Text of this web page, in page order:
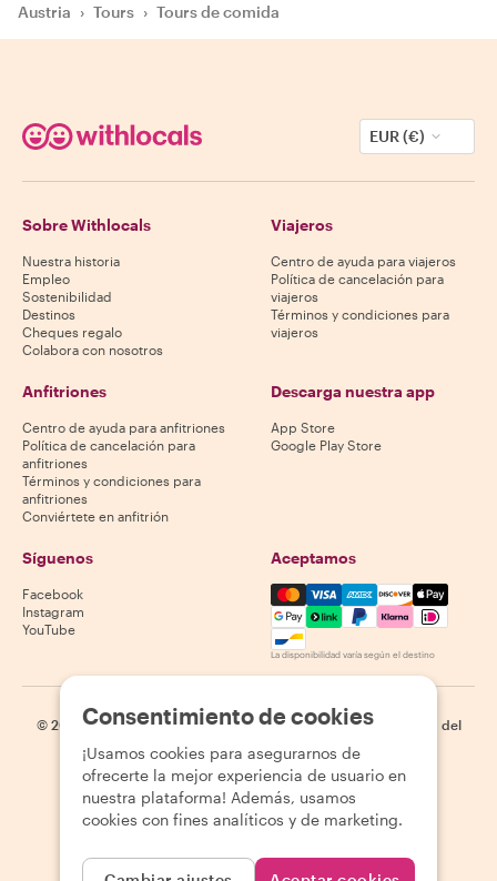
Austria › Tours › Tours de comida
EUR (€)
Sobre Withlocals
Nuestra historia
Empleo
Sostenibilidad
Destinos
Cheques regalo
Colabora con nosotros
Viajeros
Centro de ayuda para viajeros
Política de cancelación para
viajeros
Términos y condiciones para
viajeros
Anfitriones
Centro de ayuda para anfitriones
Política de cancelación para
anfitriones
Términos y condiciones para
anfitriones
Conviértete en anfitrión
Descarga nuestra app
App Store
Google Play Store
Síguenos
Facebook
Instagram
YouTube
Aceptamos
Mastercard, Visa, Amex,
La disponibilidad varía según el destino
© 2026 Withlocals.com | Política de privacidad | Cookies
Mapa del
Consentimiento de cookies
¡Usamos cookies para asegurarnos de
ofrecerte la mejor experiencia de usuario en
nuestra plataforma! Además, usamos
cookies con fines analíticos y de marketing.